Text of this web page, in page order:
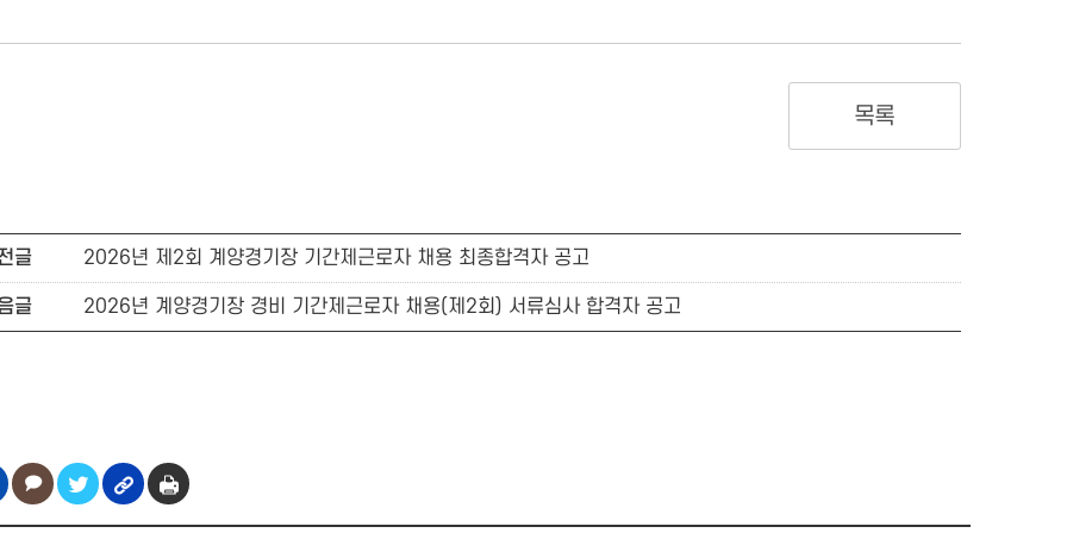
목록
글 2026년 제2회 계양경기장 기간제근로자 채용 최종합격자 공고
글 2026년 계양경기장 경비 기간제근로자 채용(제2회) 서류심사 합격자 공고